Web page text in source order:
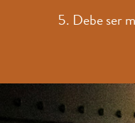
Debe ser